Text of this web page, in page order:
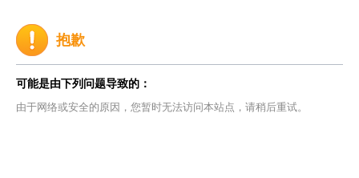
抱歉
可能是由下列问题导致的：
由于网络或安全的原因，您暂时无法访问本站点，请稍后重试。